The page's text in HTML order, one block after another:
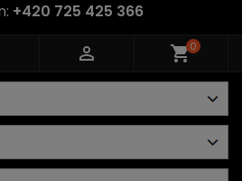
+420 725 425 366
 shopping_cart0